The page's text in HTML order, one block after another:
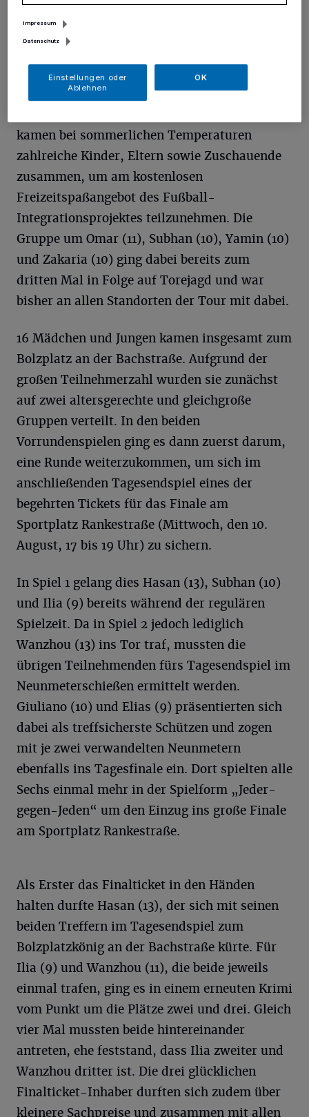
N ach dem Auftakt in Hochdahl war dies
der erste Turniertag in einem anderen
kamen bei sommerlichen Temperaturen
zahlreiche Kinder, Eltern sowie Zuschauende
zusammen, um am kostenlosen
Freizeitspaßangebot des Fußball-
Integrationsprojektes teilzunehmen. Die
Gruppe um Omar (11), Subhan (10), Yamin (10)
und Zakaria (10) ging dabei bereits zum
dritten Mal in Folge auf Torejagd und war
bisher an allen Standorten der Tour mit dabei.
16 Mädchen und Jungen kamen insgesamt zum
Bolzplatz an der Bachstraße. Aufgrund der
großen Teilnehmerzahl wurden sie zunächst
auf zwei altersgerechte und gleichgroße
Gruppen verteilt. In den beiden
Vorrundenspielen ging es dann zuerst darum,
eine Runde weiterzukommen, um sich im
anschließenden Tagesendspiel eines der
begehrten Tickets für das Finale am
Sportplatz Rankestraße (Mittwoch, den 10.
August, 17 bis 19 Uhr) zu sichern.
In Spiel 1 gelang dies Hasan (13), Subhan (10)
und Ilia (9) bereits während der regulären
Spielzeit. Da in Spiel 2 jedoch lediglich
Wanzhou (13) ins Tor traf, mussten die
übrigen Teilnehmenden fürs Tagesendspiel im
Neunmeterschießen ermittelt werden.
Giuliano (10) und Elias (9) präsentierten sich
dabei als treffsicherste Schützen und zogen
mit je zwei verwandelten Neunmetern
ebenfalls ins Tagesfinale ein. Dort spielten alle
Sechs einmal mehr in der Spielform „Jeder-
gegen-Jeden“ um den Einzug ins große Finale
am Sportplatz Rankestraße.
Als Erster das Finalticket in den Händen
halten durfte Hasan (13), der sich mit seinen
beiden Treffern im Tagesendspiel zum
Bolzplatzkönig an der Bachstraße kürte. Für
Ilia (9) und Wanzhou (11), die beide jeweils
einmal trafen, ging es in einem erneuten Krimi
vom Punkt um die Plätze zwei und drei. Gleich
vier Mal mussten beide hintereinander
antreten, ehe feststand, dass Ilia zweiter und
Wanzhou dritter ist. Die drei glücklichen
Finalticket-Inhaber durften sich zudem über
kleinere Sachpreise und zusammen mit allen
Impressum
Datenschutz
Einstellungen oder
Ablehnen
OK